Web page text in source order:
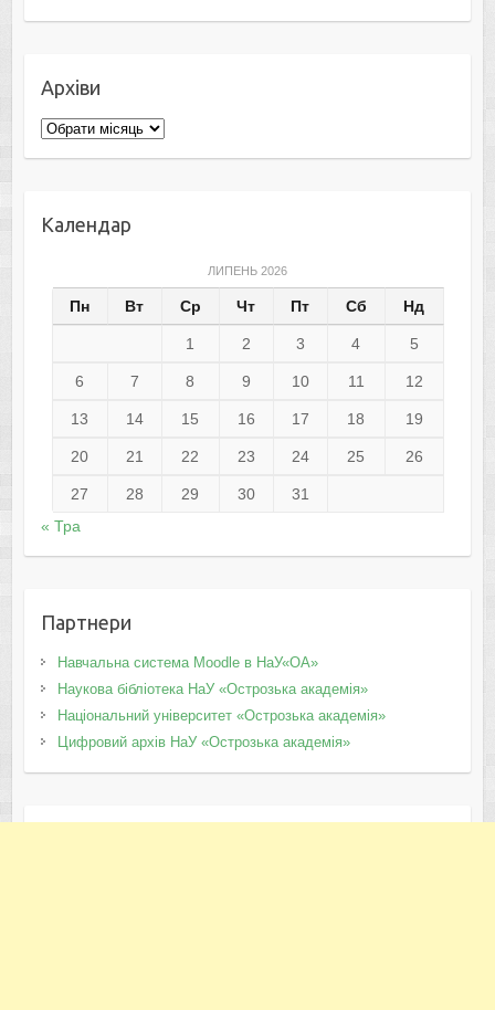
Архіви
Архіви
Календар
ЛИПЕНЬ 2026
Пн Вт Ср Чт Пт Сб Нд
1 2 3 4 5
6 7 8 9 10 11 12
13 14 15 16 17 18 19
20 21 22 23 24 25 26
27 28 29 30
31
« Тра
Партнери
Навчальна система Moodle в НаУ«ОА»
Наукова бібліотека НаУ «Острозька академія»
Національний університет «Острозька академія»
Цифровий архів НаУ «Острозька академія»